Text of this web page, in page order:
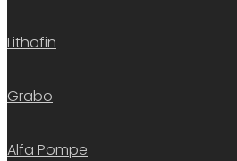
Lithofin
Grabo
Alfa Pompe